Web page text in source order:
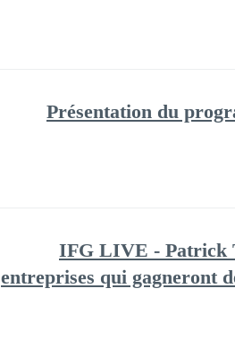
Présentation du
IFG LIVE - Patrick
entreprises qui gagneront